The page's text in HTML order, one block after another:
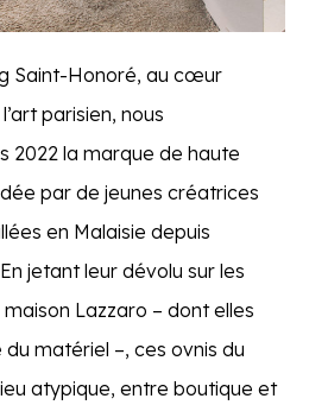
Saint-Honoré, au cœur
parisien, nous
2022 la marque de haute
par de jeunes créatrices
en Malaisie depuis
jetant leur dévolu sur les
Lazzaro – dont elles
matériel –, ces ovnis du
atypique, entre boutique et